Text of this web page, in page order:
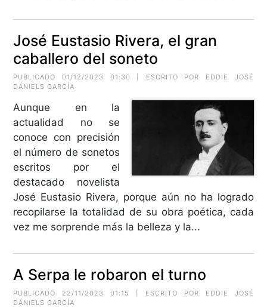
José Eustasio Rivera, el gran
caballero del soneto
PUBLICADO 01/12/2023 01:30 | ESCRITO POR EDDIE JOSÉ
DÁNIELS GARCÍA
Aunque en la
actualidad no se
conoce con precisión
el número de sonetos
escritos por el
destacado novelista
José Eustasio Rivera, porque aún no ha logrado
recopilarse la totalidad de su obra poética, cada
vez me sorprende más la belleza y la...
A Serpa le robaron el turno
PUBLICADO 22/11/2023 01:15 | ESCRITO POR EDDIE JOSÉ
DÁNIELS GARCÍA